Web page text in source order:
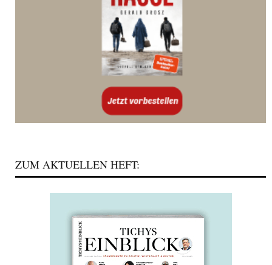
ZUM AKTUELLEN HEFT: